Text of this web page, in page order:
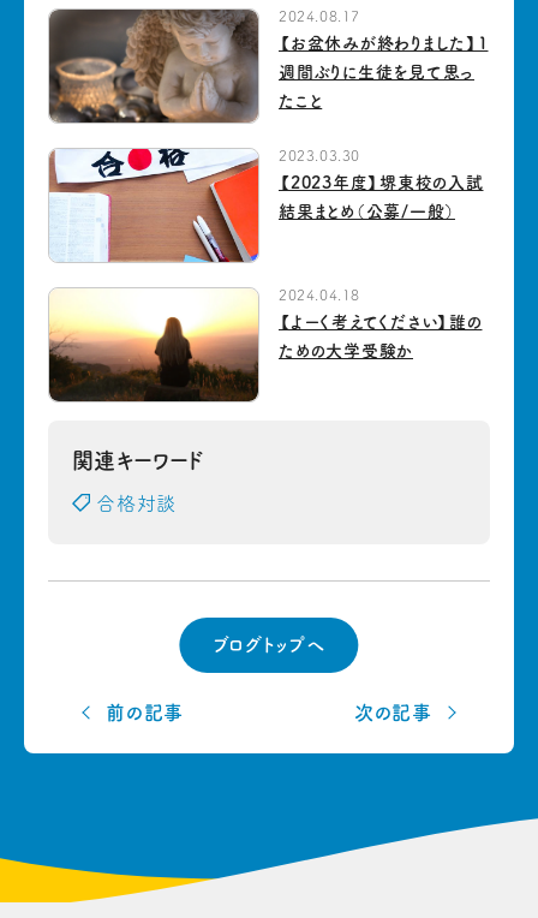
2024.08.17
【お盆休みが終わりました】1
週間ぶりに生徒を見て思っ
たこと
2023.03.30
【2023年度】堺東校の入試
結果まとめ（公募/一般）
2024.04.18
【よーく考えてください】誰の
ための大学受験か
関連キーワード
合格対談
前の記事
ブログトップへ
次の記事